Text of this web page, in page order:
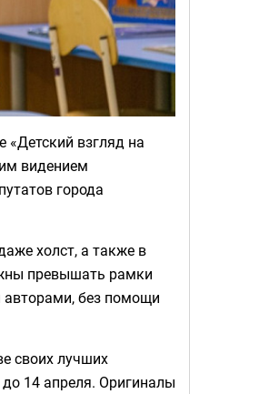
«Детский взгляд на
видением
города
холст, а также в
превышать рамки
без помощи
своих лучших
14 апреля. Оригиналы